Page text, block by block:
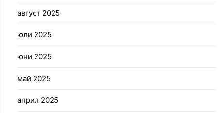
август 2025
юли 2025
юни 2025
май 2025
април 2025